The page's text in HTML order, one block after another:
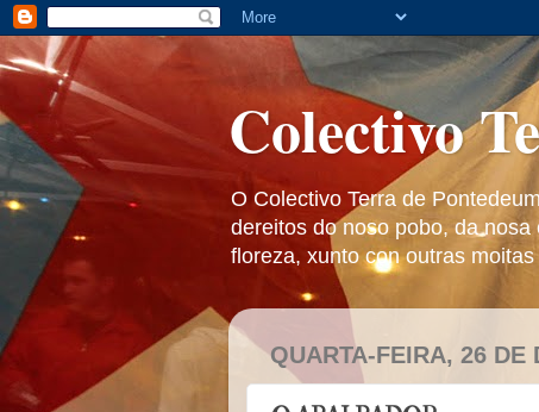
Colectivo
O Colectivo Terra de
dereitos do noso pobo, da
floreza, xunto con outras
QUARTA-FEIRA, 26 DE